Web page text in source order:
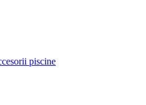
piscine